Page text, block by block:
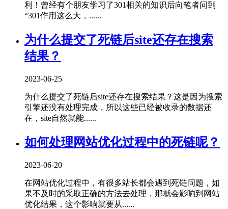
利！曾经有个朋友学习了301相关的知识后向笔者问到
“301作用这么大，......
为什么提交了死链后site还存在搜索
结果？
2023-06-25
为什么提交了死链后site还存在搜索结果？这是因为搜索
引擎还没有处理完成，所以这些已经被收录的数据还
在，site自然就能......
如何处理网站优化过程中的死链呢？
2023-06-20
在网站优化过程中，有很多站长都会遇到死链问题，如
果不及时的采取正确的方法去处理，那就会影响到网站
优化结果，这个影响就要从......